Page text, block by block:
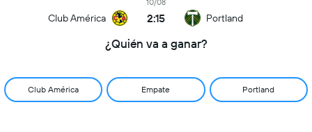
Club América
10/08
2:15 Portland
¿Quién va a ganar?
Club América Empate Portland